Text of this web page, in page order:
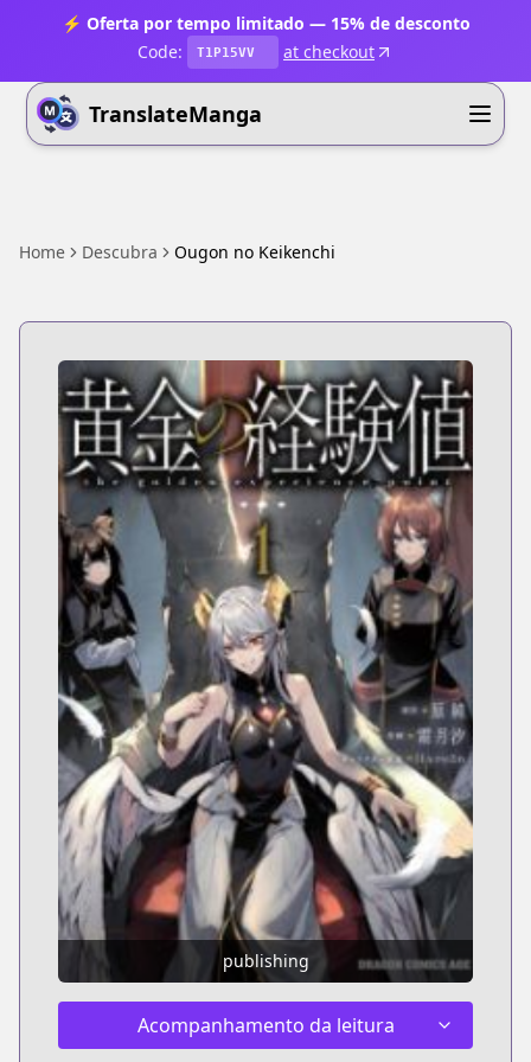
⚡ Oferta por tempo limitado — 15% de desconto
Code:
T1P15VV at checkout
TranslateManga
Home Descubra Ougon no Keikenchi
publishing
Acompanhamento da leitura